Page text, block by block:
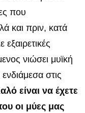
που
και πριν, κατά
νιώσει μυϊκή
στις
είναι να έχετε
οι μύες μας